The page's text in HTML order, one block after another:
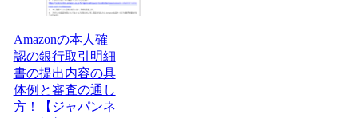
Amazonの本人確
認の銀行取引明細
書の提出内容の具
体例と審査の通し
方！【ジャパンネ